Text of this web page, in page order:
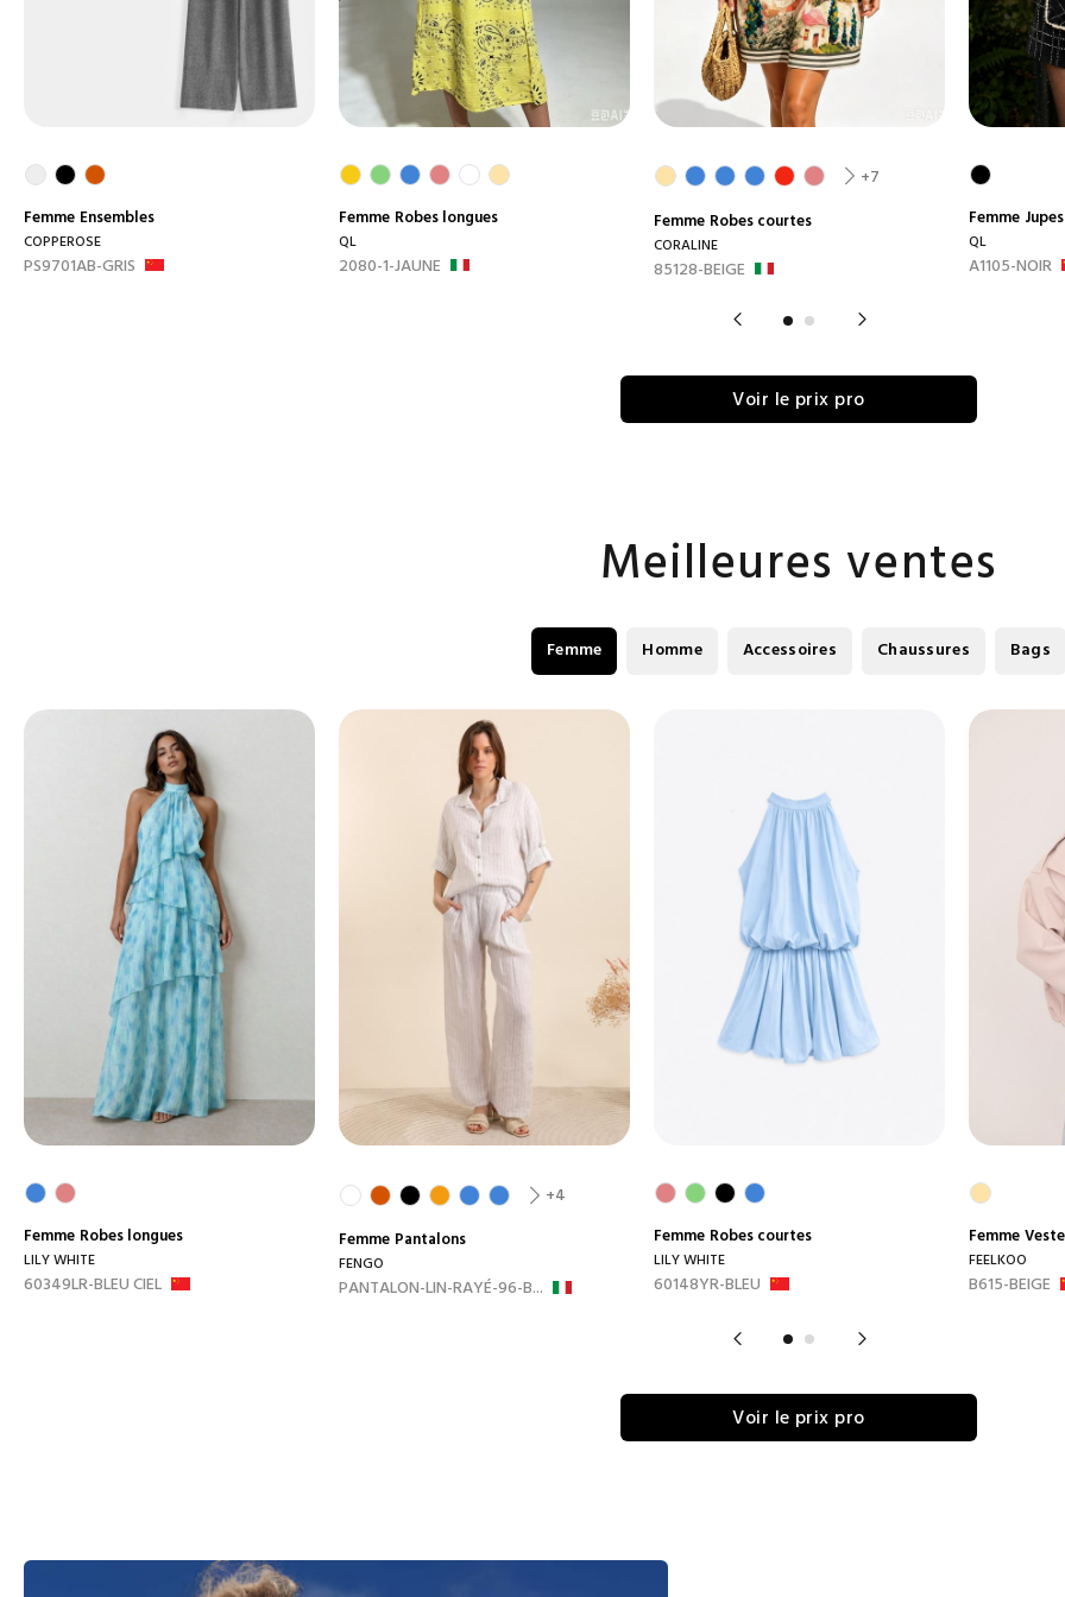
Femme Ensembles
COPPEROSE
PS9701AB-GRIS
Femme Robes longues
QL
2080-1-JAUNE
+7
Femme Robes courtes
CORALINE
85128-BEIGE
Femme Jupes
QL
A1105-NOIR
Voir le prix pro
Meilleures ventes
Femme Homme Accessoires Chaussures Bags
Femme Robes longues
LILY WHITE
60349LR-BLEU CIEL
+4
Femme Pantalons
FENGO
PANTALON-LIN-RAYÉ-96-B...
Femme Robes courtes
LILY WHITE
60148YR-BLEU
Femme
FEELKOO
B615-BEIGE
Voir le prix pro